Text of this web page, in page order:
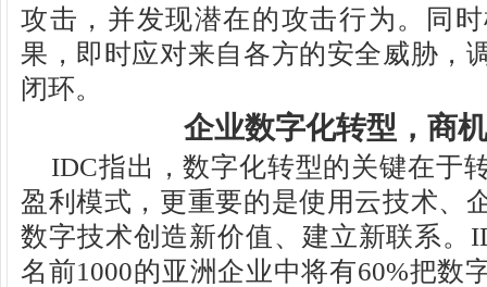
攻击，并发现潜在的攻击行为。同
果，即时应对来自各方的安全威胁，
闭环。
企业数字化转型，商
IDC指出，数字化转型的关键在于
盈利模式，更重要的是使用云技术、
数字技术创造新价值、建立新联系。
名前1000的亚洲企业中将有60%把数